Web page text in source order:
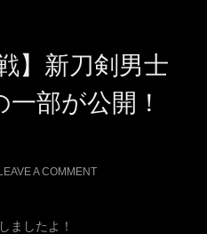
】新刀剣男士
部が公開！
A COMMENT
ましたよ！